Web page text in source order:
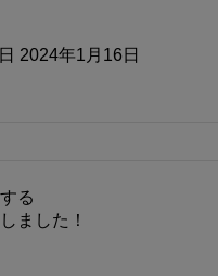
2024年1月16日
る
ました！